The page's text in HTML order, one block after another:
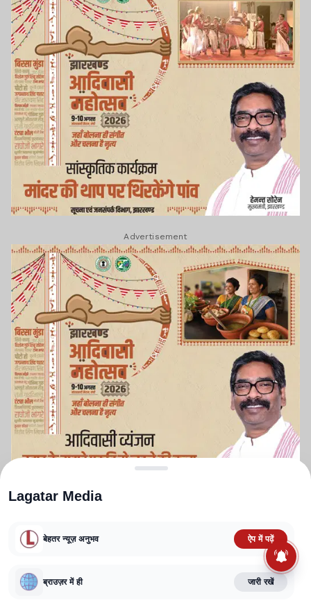
Advertisement
TERMS AND CONDITIONS
CORRECTIONS POLICY
FACT CHECKING POLICY
Lagatar Media
बेहतर न्यूज़ अनुभव ऐप में पढ़ें
ब्राउज़र में ही जारी रखें